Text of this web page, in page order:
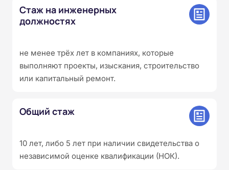
Стаж на инженерных
должностях
не менее трёх лет в компаниях, которые
выполняют проекты, изыскания, строительство
или капитальный ремонт.
Общий стаж
10 лет, либо 5 лет при наличии свидетельства о
независимой оценке квалификации (НОК).